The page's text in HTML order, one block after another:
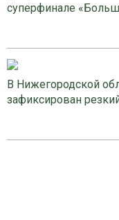
суперфинале
В Нижегородской
зафиксирован